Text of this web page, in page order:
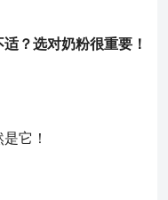
？选对奶粉很重要！
它！